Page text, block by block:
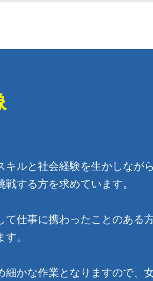
キルと社会経験を生かしなが
戦する方を求めています。
て仕事に携わったことのある
。
細かな作業となりますので、